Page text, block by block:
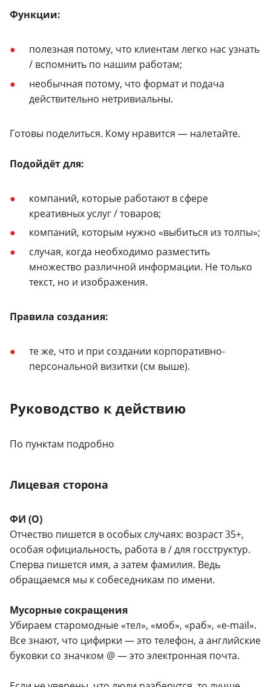
Функции:
полезная потому, что клиентам легко нас узнать
/ вспомнить по нашим работам;
необычная потому, что формат и подача
действительно нетривиальны.
Готовы поделиться. Кому нравится — налетайте.
Подойдёт для:
компаний, которые работают в сфере
креативных услуг / товаров;
компаний, которым нужно «выбиться из толпы»;
случая, когда необходимо разместить
множество различной информации. Не только
текст, но и изображения.
Правила создания:
те же, что и при создании корпоративно-
персональной визитки (см выше).
Руководство к действию
По пунктам подробно
Лицевая сторона
ФИ (О)
Отчество пишется в особых случаях: возраст 35+,
особая официальность, работа в / для госструктур.
Сперва пишется имя, а затем фамилия. Ведь
обращаемся мы к собеседникам по имени.
Мусорные сокращения
Убираем старомодные «тел», «моб», «раб», «e-mail».
Все знают, что цифирки — это телефон, а английские
буковки со значком @ — это электронная почта.